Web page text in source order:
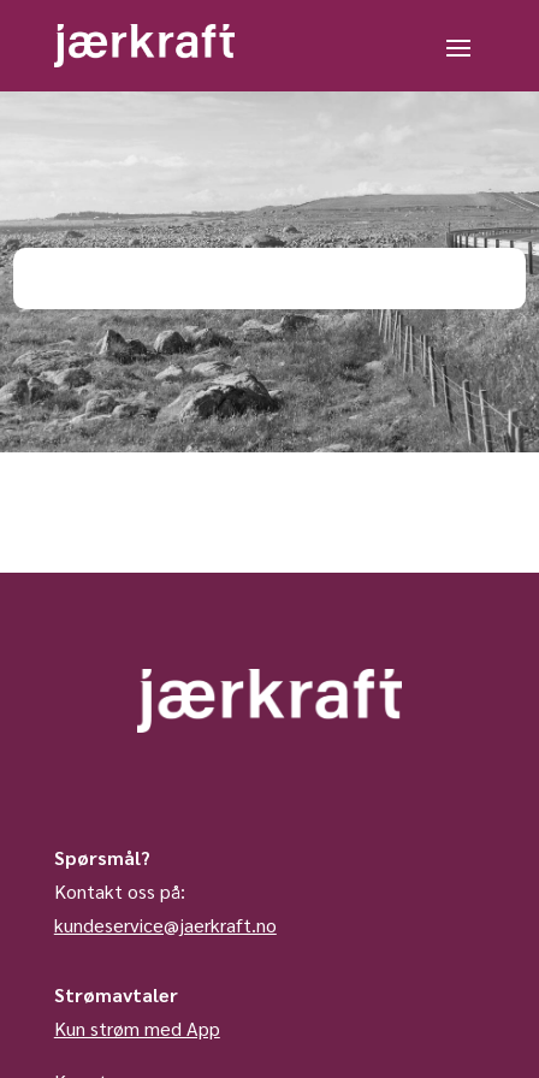
Spørsmål?
Kontakt oss på:
kundeservice@jaerkraft.no
Strømavtaler
Kun strøm med App